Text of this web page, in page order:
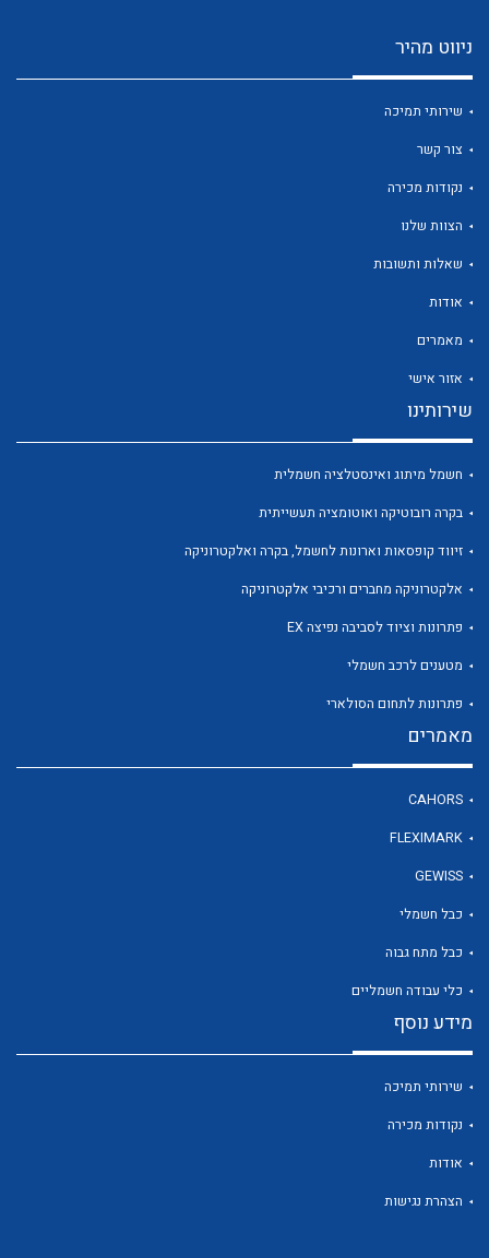
לכל מוצרי היצרן
לכל מוצרי היצרן
לכל מוצרי היצרן
ניווט מהיר
שירותי תמיכה
צור קשר
נקודות מכירה
הצוות שלנו
שאלות ותשובות
אודות
מאמרים
אזור אישי
שירותינו
חשמל מיתוג ואינסטלציה חשמלית
בקרה רובוטיקה ואוטומציה תעשייתית
זיווד קופסאות וארונות לחשמל, בקרה ואלקטרוניקה
אלקטרוניקה מחברים ורכיבי אלקטרוניקה
פתרונות וציוד לסביבה נפיצה EX
מטענים לרכב חשמלי
פתרונות לתחום הסולארי
מאמרים
CAHORS
FLEXIMARK
GEWISS
כבל חשמלי
כבל מתח גבוה
כלי עבודה חשמליים
מידע נוסף
שירותי תמיכה
נקודות מכירה
אודות
הצהרת נגישות